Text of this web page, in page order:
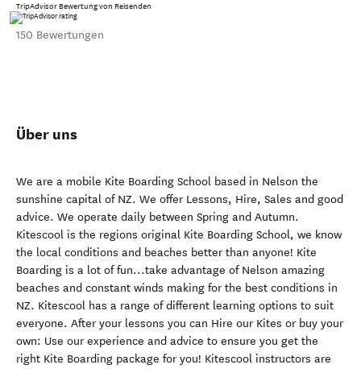
TripAdvisor Bewertung von Reisenden
150 Bewertungen
Über uns
We are a mobile Kite Boarding School based in Nelson the
sunshine capital of NZ. We offer Lessons, Hire, Sales and good
advice. We operate daily between Spring and Autumn.
Kitescool is the regions original Kite Boarding School, we know
the local conditions and beaches better than anyone! Kite
Boarding is a lot of fun...take advantage of Nelson amazing
beaches and constant winds making for the best conditions in
NZ. Kitescool has a range of different learning options to suit
everyone. After your lessons you can Hire our Kites or buy your
own: Use our experience and advice to ensure you get the
right Kite Boarding package for you! Kitescool instructors are